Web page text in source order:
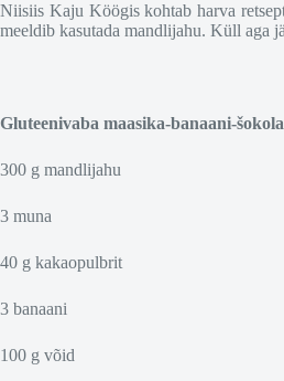
Niisiis Kaju Köögis kohtab harva
meeldib kasutada mandlijahu. Küll aga
Gluteenivaba maasika-banaani-
300 g mandlijahu
3 muna
40 g kakaopulbrit
3 banaani
100 g võid